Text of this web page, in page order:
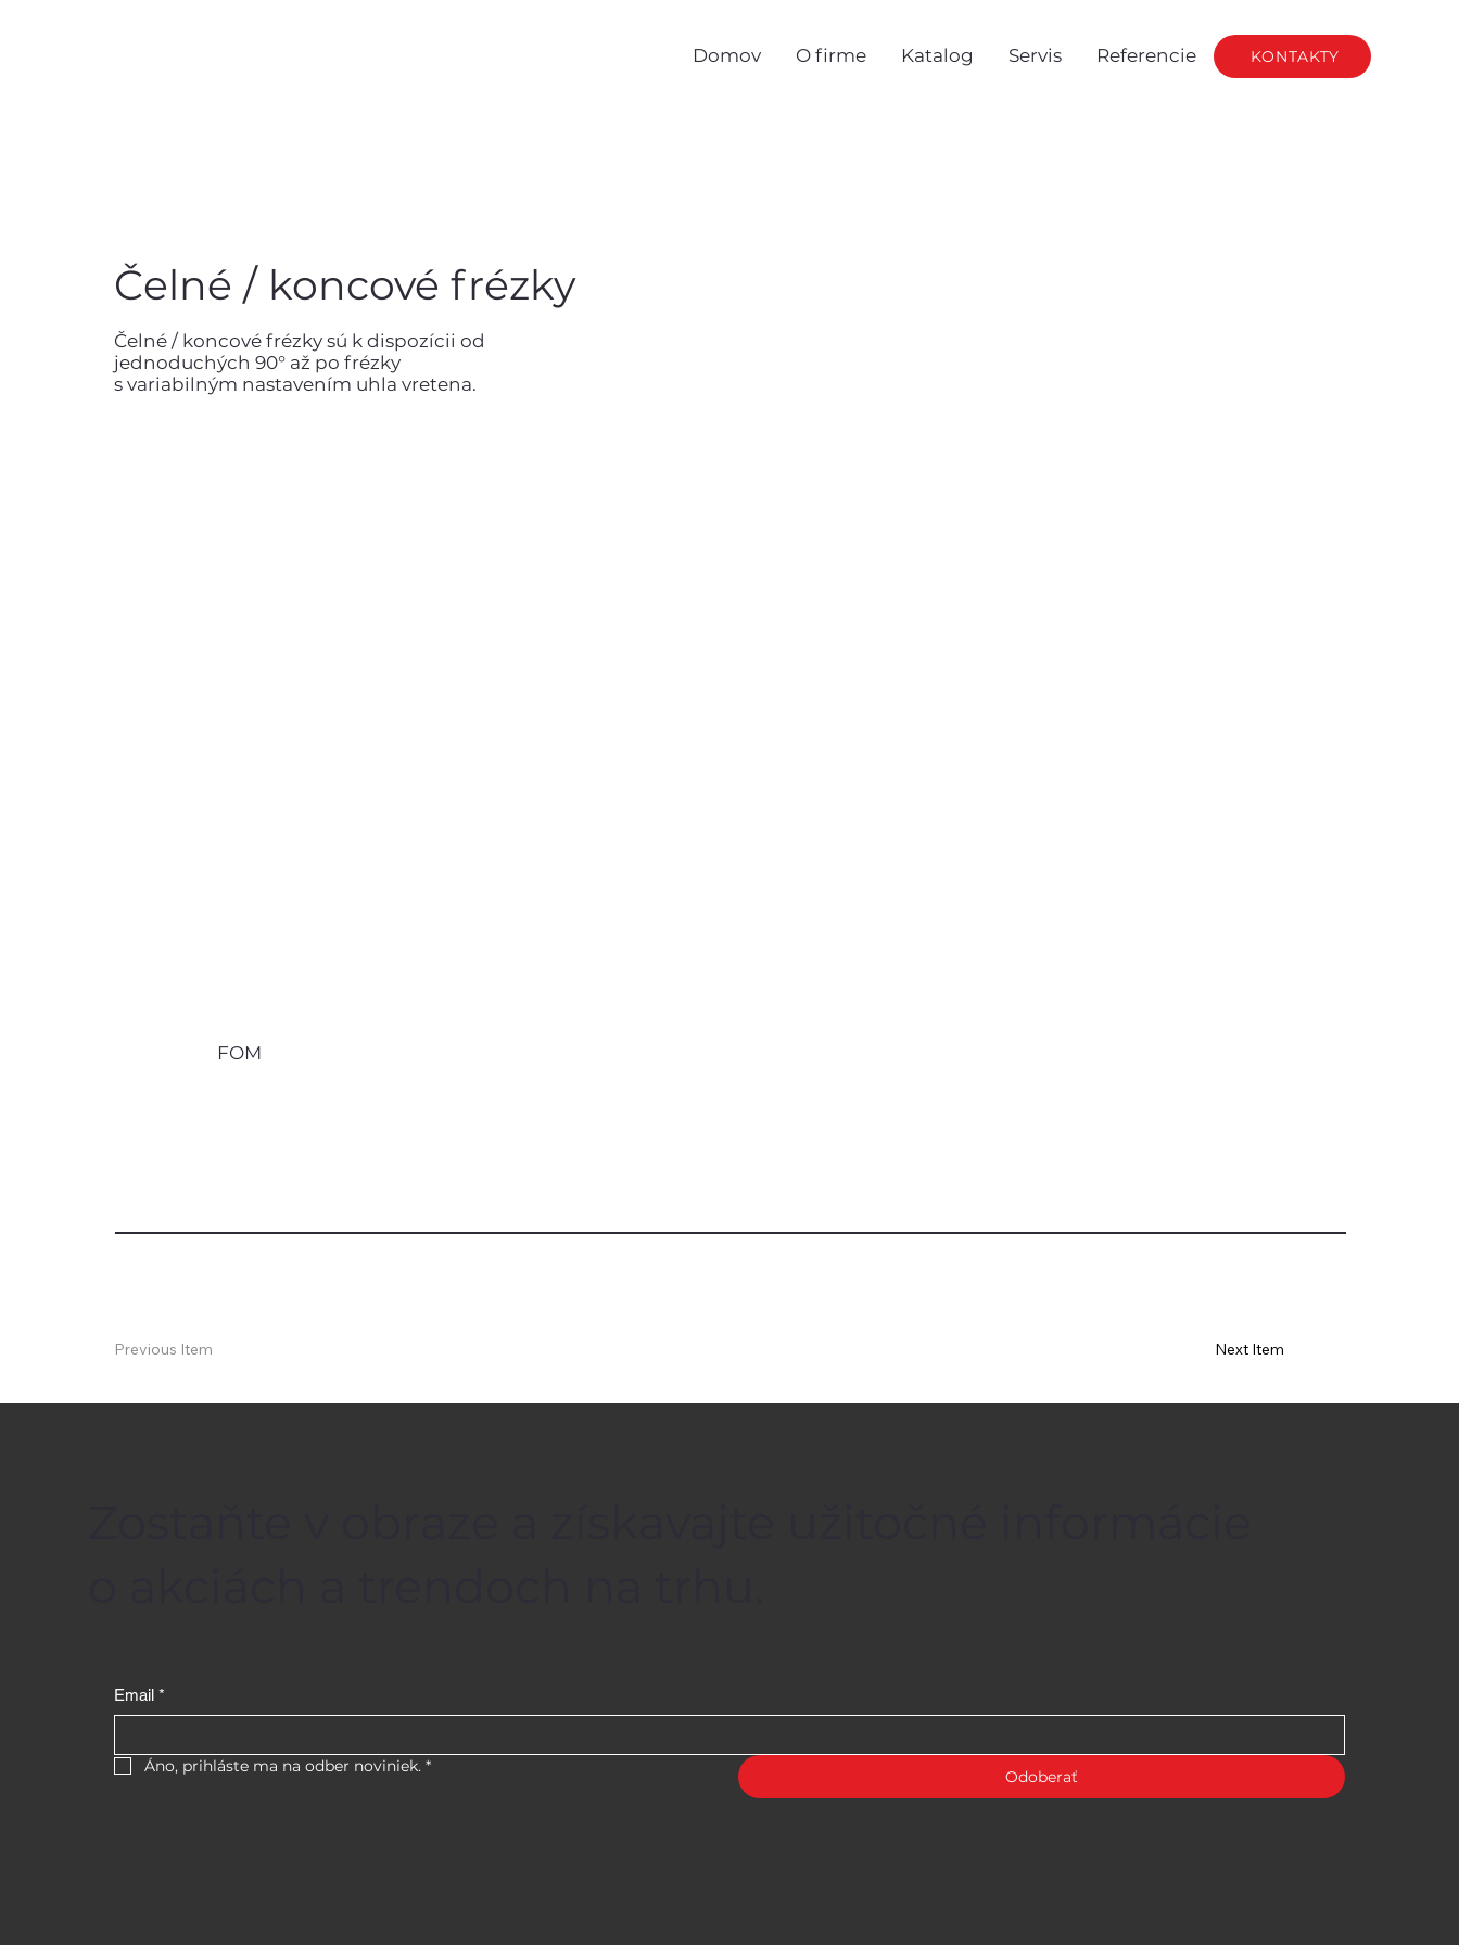
Domov O firme Katalog Servis Referencie KONTAKTY
Čelné / koncové frézky
Čelné / koncové frézky sú k dispozícii od
jednoduchých 90° až po frézky
s variabilným nastavením uhla vretena.
FOM
Previous Item Next Item
Email *
Áno, prihláste ma na odber noviniek. *
Odoberať